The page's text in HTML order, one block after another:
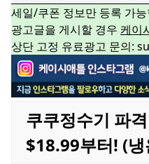
세일/쿠폰 정보만 등록 가
광고글을 게시할 경우 케이
상단 고정 유료광고 문의:
쿠쿠정수기 파
$18.99부터! (